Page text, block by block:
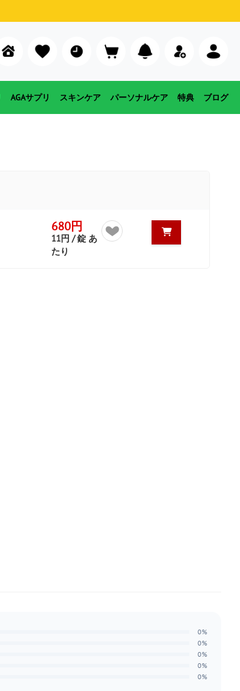
AGAサプリ スキンケア パーソナルケア 特典 ブログ
680円
11円 / 錠 あ
たり
0%
0%
0%
0%
0%